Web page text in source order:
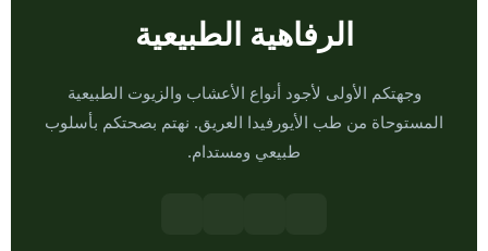
الرفاهية الطبيعية
وجهتكم الأولى لأجود أنواع الأعشاب والزيوت الطبيعية
المستوحاة من طب الأيورفيدا العريق. نهتم بصحتكم بأسلوب
طبيعي ومستدام.